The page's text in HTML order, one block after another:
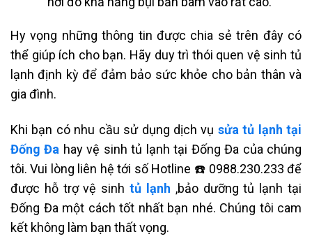
Hy vọng những thông tin được chia sẻ trên đây có
thể giúp ích cho bạn. Hãy duy trì thói quen vệ sinh tủ
lạnh định kỳ để đảm bảo sức khỏe cho bản thân và
gia đình.
Khi bạn có nhu cầu sử dụng dịch vụ sửa tủ lạnh tại
Đống Đa hay vệ sinh tủ lạnh tại Đống Đa của chúng
tôi. Vui lòng liên hệ tới số Hotline ☎️ 0988.230.233 để
được hỗ trợ vệ sinh tủ lạnh ,bảo dưỡng tủ lạnh tại
Đống Đa một cách tốt nhất bạn nhé. Chúng tôi cam
kết không làm bạn thất vọng.